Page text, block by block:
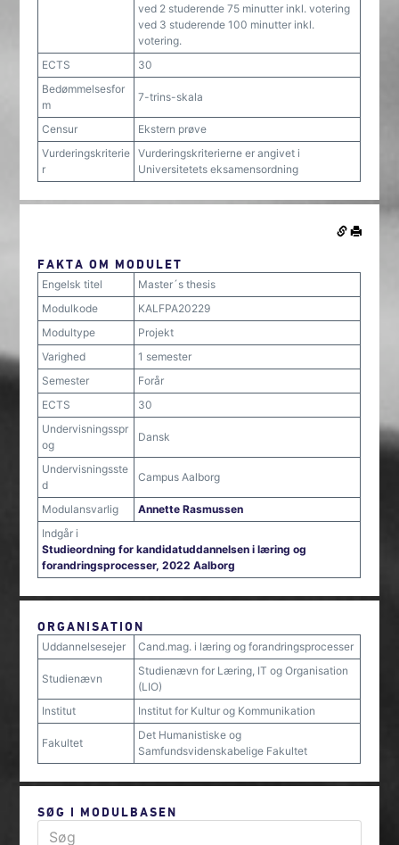
ved 2 studerende 75 minutter inkl. votering
ved 3 studerende 100 minutter inkl.
votering.
ECTS
30
Bedømmelsesfor
m
7-trins-skala
Censur
Ekstern prøve
Vurderingskriterie
r
Vurderingskriterierne er angivet i
Universitetets eksamensordning
FAKTA OM MODULET
Engelsk titel
Master´s thesis
Modulkode
KALFPA20229
Modultype
Projekt
Varighed
1 semester
Semester
Forår
ECTS
30
Undervisningsspr
og
Dansk
Undervisningsste
d
Campus Aalborg
Modulansvarlig
Annette Rasmussen
Indgår i
Studieordning for kandidatuddannelsen i læring og
forandringsprocesser, 2022 Aalborg
ORGANISATION
Uddannelsesejer Cand.mag. i læring og forandringsprocesser
Studienævn
Studienævn for Læring, IT og Organisation
(LIO)
Institut
Institut for Kultur og Kommunikation
Fakultet
Det Humanistiske og
Samfundsvidenskabelige Fakultet
SØG I MODULBASEN